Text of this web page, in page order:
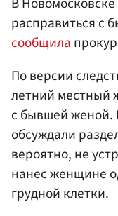
расправиться с
сообщила
По версии
летний местный
с бывшей женой.
обсуждали
вероятно, не
нанес женщине
грудной клетки.